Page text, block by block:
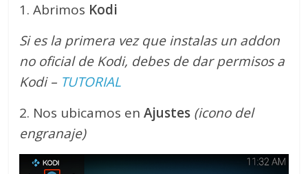
1. Abrimos Kodi
Si es la primera vez que instalas un addon
no oficial de Kodi, debes de dar permisos a
Kodi – TUTORIAL
2. Nos ubicamos enAjustes (icono del
engranaje)